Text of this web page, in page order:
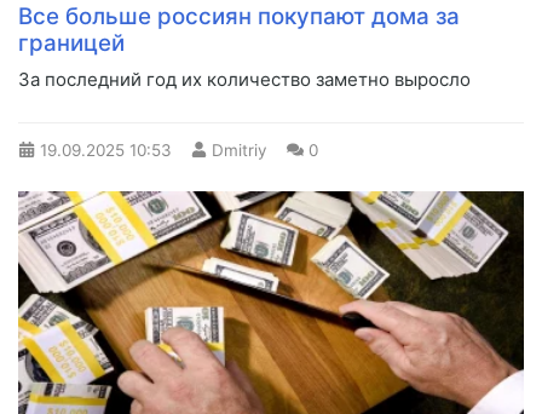
Все больше россиян покупают дома за
границей
За последний год их количество заметно выросло
19.09.2025 10:53 Dmitriy 0